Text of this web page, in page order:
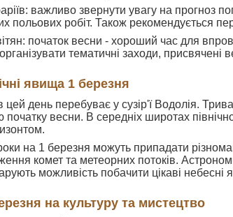
важливо звернути увагу на прогноз
польових робіт. Також рекомендується
початок весни - хороший час для
тематичні заходи,
явища 1 березня
день перебуває у сузір'ї Водолія.
початку весни. В середніх широтах
на 1 березня можуть припадати
комет та метеорних потоків.
можливість побачити цікаві небесні
на культуру та мистецтво